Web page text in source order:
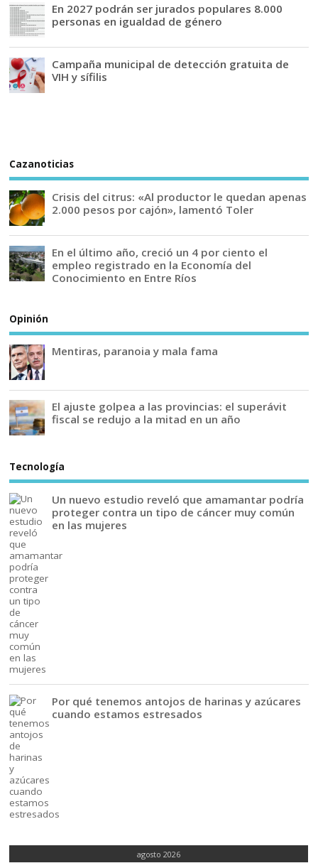
En 2027 podrán ser jurados populares 8.000
personas en igualdad de género
Campaña municipal de detección gratuita de
VIH y sífilis
Cazanoticias
Crisis del citrus: «Al productor le quedan apenas
2.000 pesos por cajón», lamentó Toler
En el último año, creció un 4 por ciento el
empleo registrado en la Economía del
Conocimiento en Entre Ríos
Opinión
Mentiras, paranoia y mala fama
El ajuste golpea a las provincias: el superávit
fiscal se redujo a la mitad en un año
Tecnología
Un nuevo estudio reveló que amamantar podría
proteger contra un tipo de cáncer muy común
en las mujeres
Por qué tenemos antojos de harinas y azúcares
cuando estamos estresados
agosto 2026